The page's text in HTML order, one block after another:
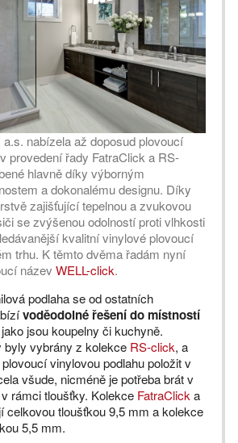
a.s. nabízela až doposud plovoucí
provedení řady FatraClick a RS-
hlavně díky výborným
a dokonalému designu. Díky
zajišťující tepelnou a zvukovou
se zvýšenou odolností proti vlhkosti
kvalitní vinylové plovoucí
trhu. K těmto dvěma řadám nyní
název WELL-click.
podlaha se od ostatních
voděodolné řešení do místností
jsou koupelny či kuchyně.
byly vybrány z kolekce RS-click, a
vinylovou podlahu položit v
všude, nicméně je potřeba brát v
rámci tloušťky. Kolekce FatraClicka
celkovou tloušťkou 9,5 mm a kolekce
5,5 mm.